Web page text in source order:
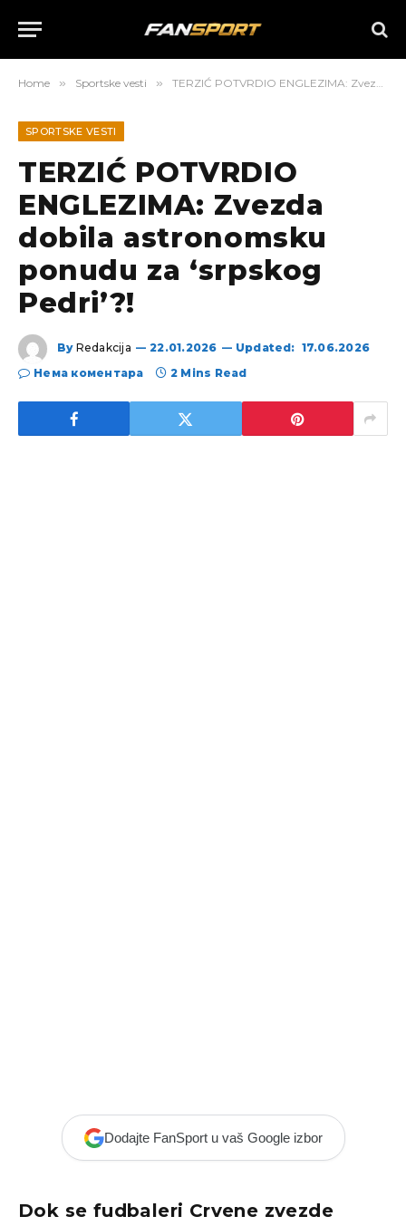
Home » Sportske vesti » TERZIĆ POTVRDIO ENGLEZIMA: Zvezda dobila astronomsku ponudu za ‘srpskog Pedri’?!
SPORTSKE VESTI
TERZIĆ POTVRDIO
ENGLEZIMA: Zvezda
dobila astronomsku
ponudu za ‘srpskog
Pedri’?!
By Redakcija 22.01.2026 Updated: 17.06.2026
Нема коментара
2 Mins Read
Dodajte FanSport u vaš Google izbor
Dok se fudbaleri Crvene zvezde